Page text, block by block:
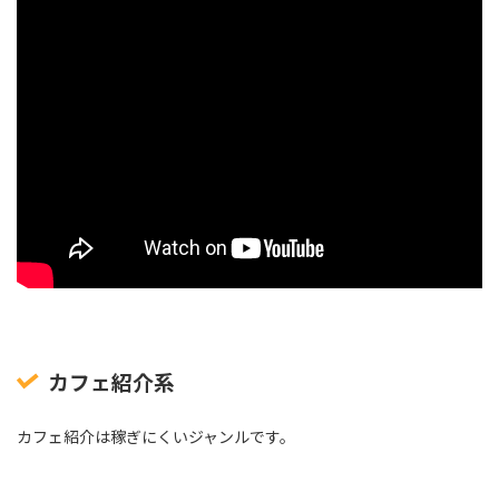
カフェ紹介系
カフェ紹介は稼ぎにくいジャンルです。